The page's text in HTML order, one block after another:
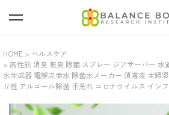
HOME
ヘルスケア
高性能 消臭 無臭 除菌 スプレー ジアサーバー 水
水生成器 電解次亜水 除菌水メーカー 消毒液 主婦
リ性 アルコール除菌 手荒れ コロナウイルス イン